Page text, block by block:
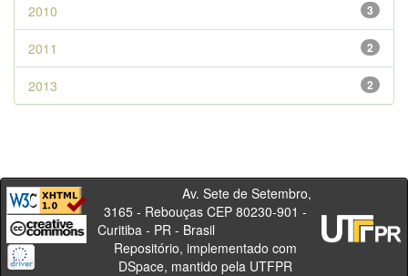
3
2010
2
2011
2
2013
Av. Sete de Setembro,
3165 - Rebouças CEP 80230-901 -
Curitiba - PR - Brasil
Repositório, implementado com
DSpace, mantido pela UTFPR